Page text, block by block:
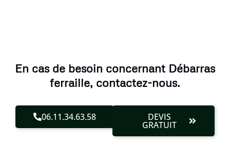
En cas de besoin concernant Débarras
ferraille, contactez-nous.
06.11.34.63.58 DEVIS
GRATUIT